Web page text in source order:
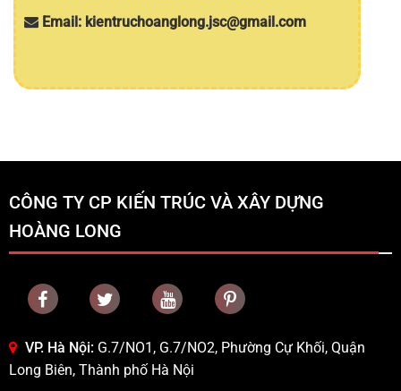
Email: kientruchoanglong.jsc@gmail.com
CÔNG TY CP KIẾN TRÚC VÀ XÂY DỰNG
HOÀNG LONG
VP. Hà Nội: G.7/NO1, G.7/NO2, Phường Cự Khối, Quận
Long Biên, Thành phố Hà Nội